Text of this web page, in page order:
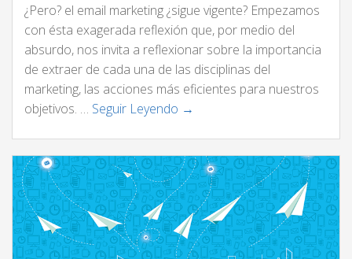
¿Pero? el email marketing ¿sigue vigente? Empezamos
con ésta exagerada reflexión que, por medio del
absurdo, nos invita a reflexionar sobre la importancia
de extraer de cada una de las disciplinas del
marketing, las acciones más eficientes para nuestros
objetivos. … Seguir Leyendo →